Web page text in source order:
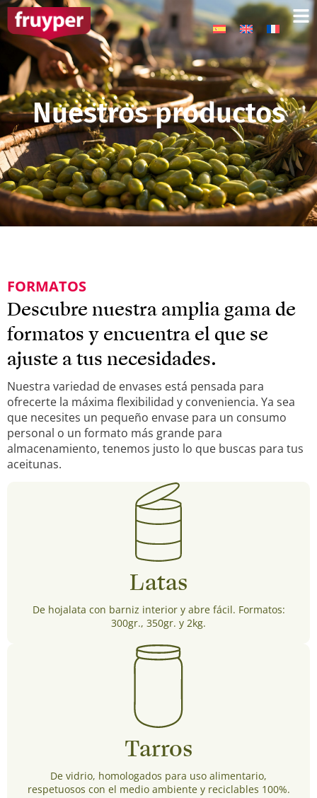
Nuestros productos
FORMATOS
Descubre nuestra amplia gama de
formatos y encuentra el que se
ajuste a tus necesidades.
Nuestra variedad de envases está pensada para
ofrecerte la máxima flexibilidad y conveniencia. Ya sea
que necesites un pequeño envase para un consumo
personal o un formato más grande para
almacenamiento, tenemos justo lo que buscas para tus
aceitunas.
Latas
De hojalata con barniz interior y abre fácil. Formatos:
300gr., 350gr. y 2kg.
Tarros
De vidrio, homologados para uso alimentario,
respetuosos con el medio ambiente y reciclables 100%.